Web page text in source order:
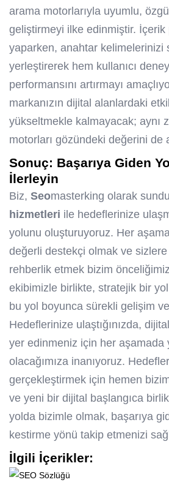
arama motorlarıyla uyumlu,
geliştirmeyi ilke edinmiştir. İçerik
yaparken, anahtar kelimelerinizi
yerleştirerek hem kullanıcı
performansını artırmayı
markanızın dijital alanlardaki
yükseltmekle kalmayacak; aynı
motorları gözündeki değerini de
Sonuç: Başarıya Giden
İlerleyin
Biz, Seomasterking olarak
hizmetleri ile hedeflerinize
yolunu oluşturuyoruz. Her
değerli destekçi olmak ve
rehberlik etmek bizim
ekibimizle birlikte, stratejik bir
bu yol boyunca sürekli gelişim
Hedeflerinize ulaştığınızda,
yer edinmeniz için her aşamada
olacağımıza inanıyoruz.
gerçekleştirmek için hemen
ve yeni bir dijital başlangıca
yolda bizimle olmak, başarıya
kestirme yönü takip etmenizi
İlgili İçerikler: